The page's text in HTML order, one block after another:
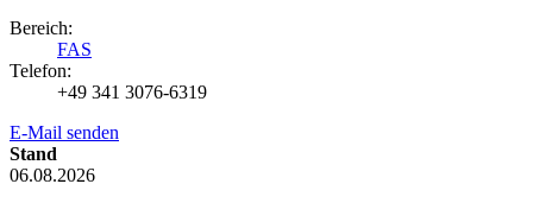
Bereich:
FAS
Telefon:
+49 341 3076-6319
E-Mail senden
Stand
06.08.2026